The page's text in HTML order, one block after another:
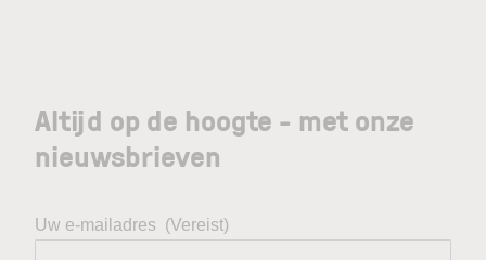
Altijd op de hoogte - met onze
nieuwsbrieven
Uw e-mailadres (Vereist)